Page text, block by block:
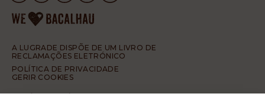
A LUGRADE DISPÕE DE UM LIVRO DE
RECLAMAÇÕES ELETRÓNICO
POLÍTICA DE PRIVACIDADE
GERIR COOKIES